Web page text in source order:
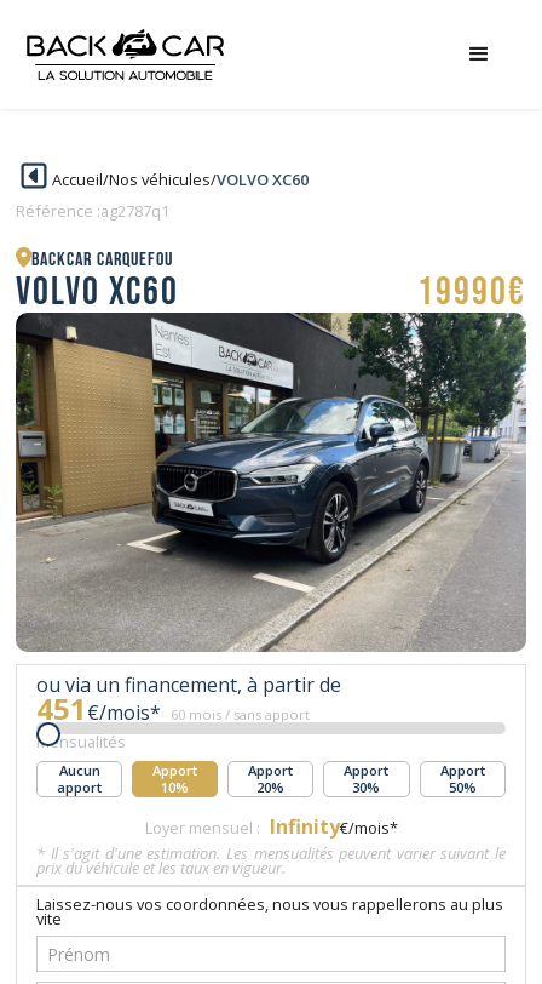
Accueil/Nos véhicules/VOLVO XC60
Référence :ag2787q1
BACKCAR Carquefou
VOLVO XC60 19990€
ou via un financement, à partir de
451 €/mois* 60 mois / sans apport
Mensualités
Aucun
apport
Apport
10%
Apport
20%
Apport
30%
Apport
50%
Loyer mensuel : Infinity€/mois*
* Il s'agit d'une estimation. Les mensualités peuvent varier suivant le
prix du véhicule et les taux en vigueur.
Laissez-nous vos coordonnées, nous vous rappellerons au plus
vite